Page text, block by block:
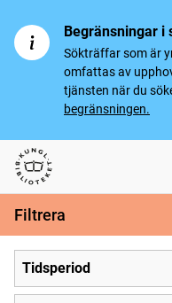
Begränsningar i
Sökträffar som är
omfattas av
tjänsten när du
begränsningen.
Svenska tidningar
Filtrera
Tidsperiod